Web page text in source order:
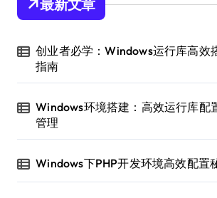
最新文章
创业者必学：Windows运行库高效
指南
Windows环境搭建：高效运行库配
管理
Windows下PHP开发环境高效配置